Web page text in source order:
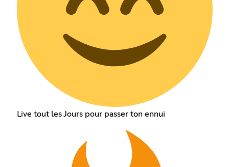
Live tout les Jours pour passer ton ennui